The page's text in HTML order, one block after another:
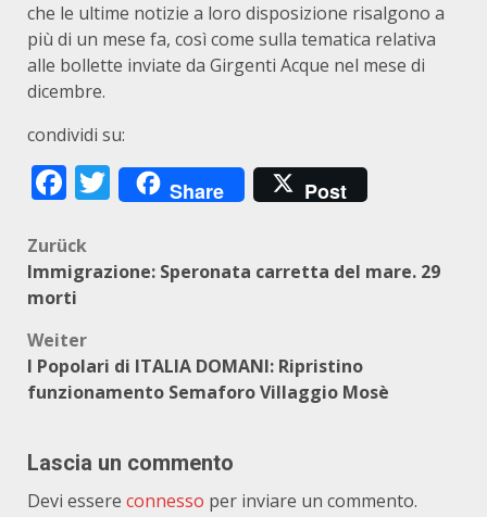
che le ultime notizie a loro disposizione risalgono a
più di un mese fa, così come sulla tematica relativa
alle bollette inviate da Girgenti Acque nel mese di
dicembre.
condividi su:
Facebook
Twitter
Share Post
Beitragsnavigation
Zurück
Immigrazione: Speronata carretta del mare. 29
morti
Weiter
I Popolari di ITALIA DOMANI: Ripristino
funzionamento Semaforo Villaggio Mosè
Lascia un commento
Devi essere connesso per inviare un commento.